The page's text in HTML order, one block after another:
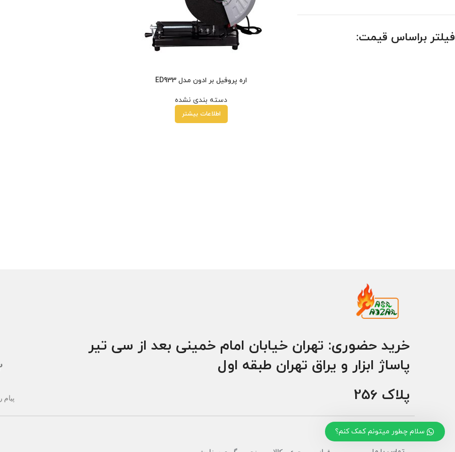
فیلتر براساس قیمت:
اره پروفیل بر ادون مدل ED933
دسته بندی نشده
اطلاعات بیشتر
خرید حضوری: تهران خیابان امام خمینی بعد از سی تیر
پاساژ ابزار و یراق تهران طبقه اول
پلاک 256
پیام
سلام چطور میتونم کمک کنم؟